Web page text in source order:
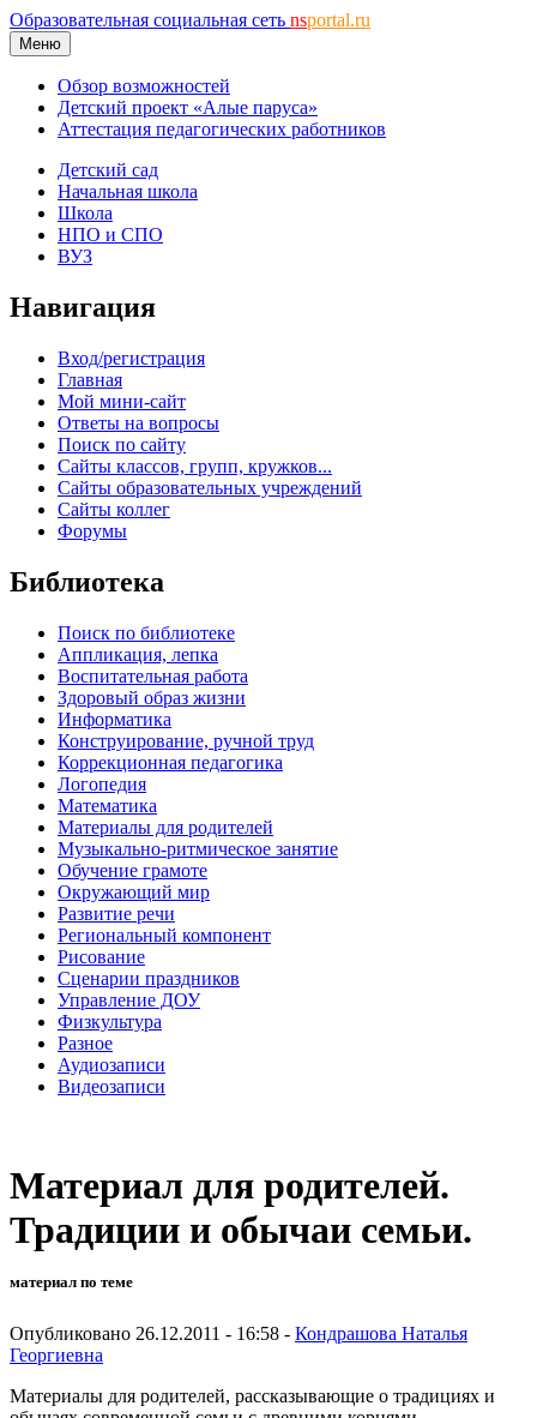
Образовательная социальная сеть nsportal.ru
Меню
Обзор возможностей
Детский проект «Алые паруса»
Аттестация педагогических работников
Детский сад
Начальная школа
Школа
НПО и СПО
ВУЗ
Навигация
Вход/регистрация
Главная
Мой мини-сайт
Ответы на вопросы
Поиск по сайту
Сайты классов, групп, кружков...
Сайты образовательных учреждений
Сайты коллег
Форумы
Библиотека
Поиск по библиотеке
Аппликация, лепка
Воспитательная работа
Здоровый образ жизни
Информатика
Конструирование, ручной труд
Коррекционная педагогика
Логопедия
Математика
Материалы для родителей
Музыкально-ритмическое занятие
Обучение грамоте
Окружающий мир
Развитие речи
Региональный компонент
Рисование
Сценарии праздников
Управление ДОУ
Физкультура
Разное
Аудиозаписи
Видеозаписи
Материал для родителей.
Традиции и обычаи семьи.
материал по теме
Опубликовано 26.12.2011 - 16:58 - Кондрашова Наталья
Георгиевна
Материалы для родителей, рассказывающие о традициях и